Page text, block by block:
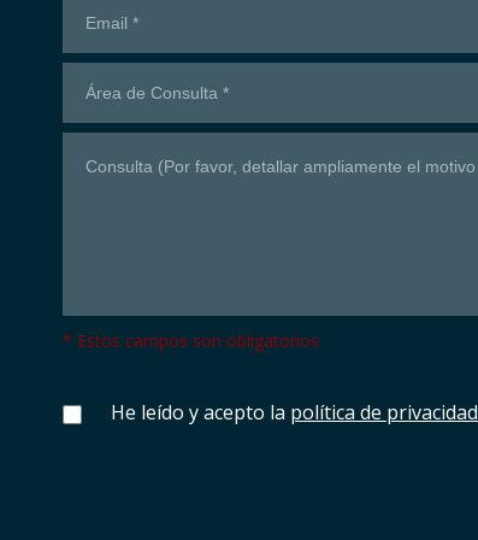
* Estos campos son obligatorios
He leído y acepto la política de privacidad